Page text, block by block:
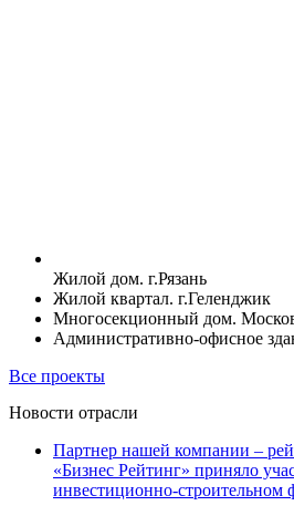
Жилой дом. г.Рязань
Жилой квартал. г.Геленджик
Многосекционный дом.
Административно-офисное
Все проекты
Новости отрасли
Партнер нашей компании –
«Бизнес Рейтинг» приняло
инвестиционно-строительном